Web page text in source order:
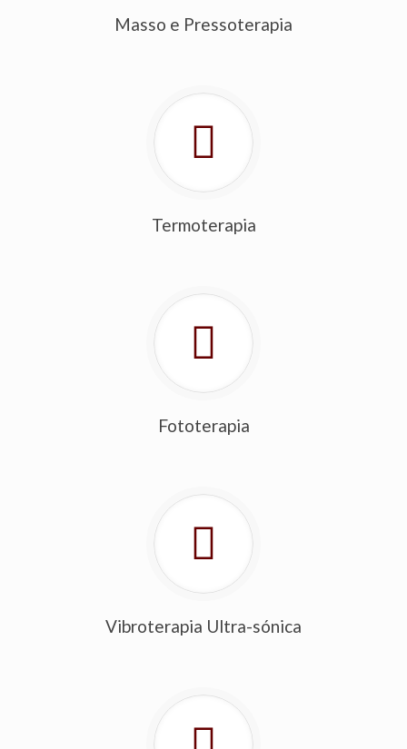
Masso e Pressoterapia
Termoterapia
Fototerapia
Vibroterapia Ultra-sónica